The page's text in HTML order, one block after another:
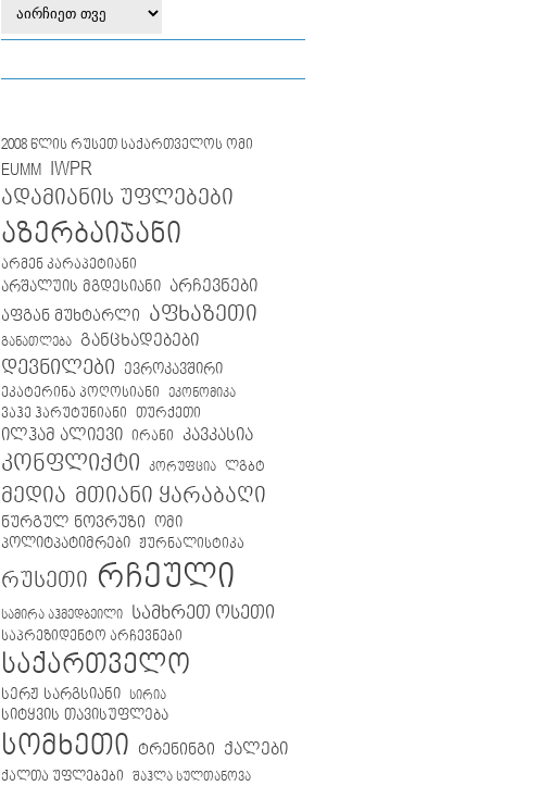
2008 წლის რუსეთ საქართველოს ომი
EUMM IWPR
ადამიანის უფლებები
აზერბაიჯანი
არმენ კარაპეტიანი
არშალუის მგდესიანი არჩევნები
აფგან მუხტარლი აფხაზეთი
განათლება განცხადებები
დევნილები
ევროკავშირი
ეკატერინა პოღოსიანი
ეკონომიკა
ვაჰე ჰარუტუნიანი თურქეთი
ილჰამ ალიევი ირანი კავკასია
კონფლიქტი კორუფცია ლგბტ
მედია მთიანი ყარაბაღი
ნურგულ ნოვრუზი ომი
პოლიტპატიმრები ჟურნალისტიკა
რუსეთი რჩეული
სამირა აჰმედბეილი სამხრეთ ოსეთი
საპრეზიდენტო არჩევნები
საქართველო
სერჟ სარგსიანი სირია
სიტყვის თავისუფლება
სომხეთი ტრენინგი ქალები
ქალთა უფლებები შაჰლა სულთანოვა